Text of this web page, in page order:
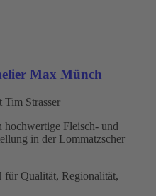
Max Münch
Tim Strasser
hochwertige Fleisch- und
in der Lommatzscher
Qualität, Regionalität,